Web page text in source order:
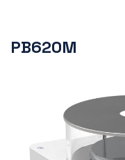
PB620M